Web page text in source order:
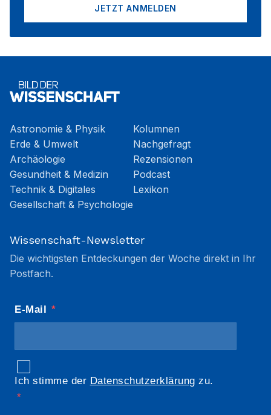
JETZT ANMELDEN
Astronomie & Physik
Erde & Umwelt
Archäologie
Gesundheit & Medizin
Technik & Digitales
Gesellschaft & Psychologie
Kolumnen
Nachgefragt
Rezensionen
Podcast
Lexikon
Wissenschaft-Newsletter
Die wichtigsten Entdeckungen der Woche direkt in Ihr
Postfach.